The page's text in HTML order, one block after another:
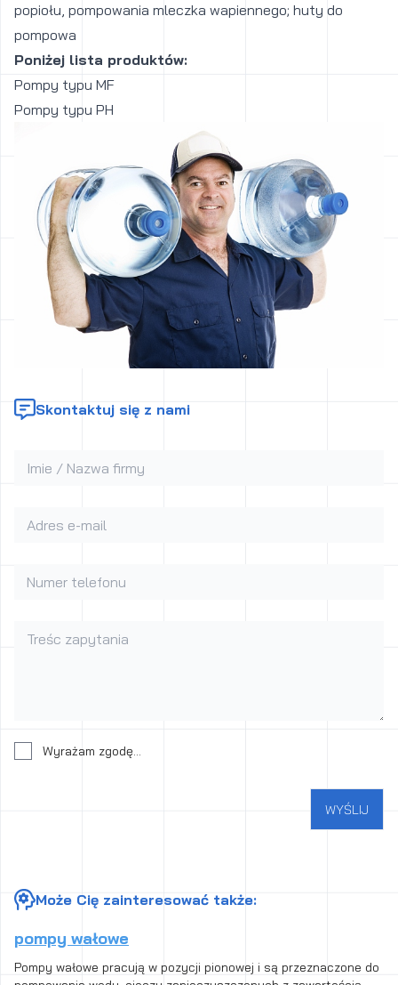
popiołu, pompowania mleczka wapiennego; huty do
pompowa
Poniżej lista produktów:
Pompy typu MF
Pompy typu PH
Skontaktuj się z nami
Imie / Nazwa firmy
Adres e-mail
Numer telefonu
Treśc zapytania
Wyrażenie zgody na przetwarzanie danych osobowych
Wyrażam zgodę...
WYŚLIJ
Może Cię zainteresować także:
pompy wałowe
Pompy wałowe pracują w pozycji pionowej i są przeznaczone do